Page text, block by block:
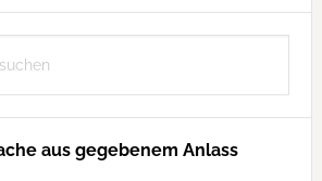
aus gegebenem Anlass